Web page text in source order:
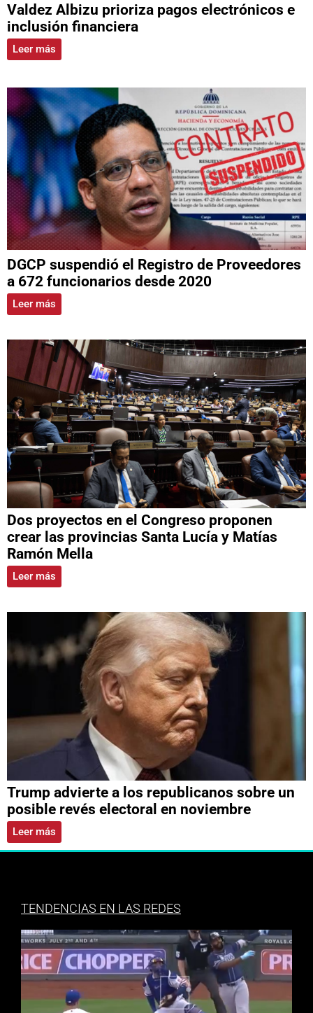
Valdez Albizu prioriza pagos electrónicos e
inclusión financiera
Leer más
DGCP suspendió el Registro de Proveedores
a 672 funcionarios desde 2020
Leer más
Dos proyectos en el Congreso proponen
crear las provincias Santa Lucía y Matías
Ramón Mella
Leer más
Trump advierte a los republicanos sobre un
posible revés electoral en noviembre
Leer más
TENDENCIAS EN LAS REDES